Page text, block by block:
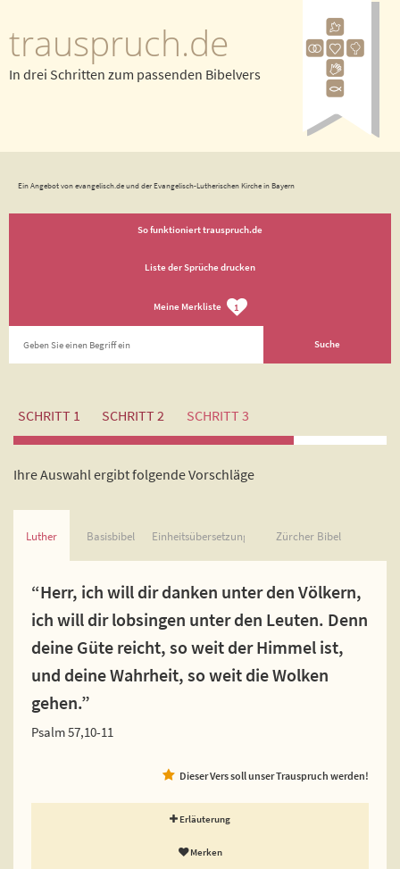
trauspruch.de
In drei Schritten zum passenden Bibelvers
Ein Angebot von evangelisch.de und der Evangelisch-Lutherischen Kirche in Bayern
So funktioniert trauspruch.de
Liste der Sprüche drucken
Meine Merkliste 1
SCHRITT 1 SCHRITT 2 SCHRITT 3
Ihre Auswahl ergibt folgende Vorschläge
Luther Basisbibel Einheitsübersetzung Zürcher Bibel
“Herr, ich will dir danken unter den Völkern,
ich will dir lobsingen unter den Leuten. Denn
deine Güte reicht, so weit der Himmel ist,
und deine Wahrheit, so weit die Wolken
gehen.”
Psalm 57,10-11
Dieser Vers soll unser Trauspruch werden!
Erläuterung
Merken